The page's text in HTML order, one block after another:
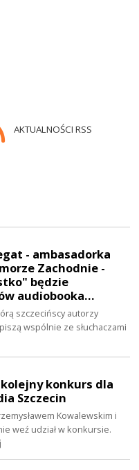
AKTUALNOŚCI RSS
- ambasadorka
Zachodnie -
będzie
audiobooka…
szczecińscy autorzy
wspólnie ze słuchaczami
kolejny konkurs dla
Szczecin
Kowalewskim i
weź udział w konkursie.